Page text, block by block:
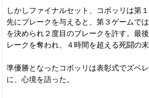
しかしファイナルセット、コボッリは第
先にブレークを与えると、第３ゲームで
を決められ２度目のブレークを許す。最
レークを奪われ、４時間を超える死闘の
準優勝となったコボッリは表彰式でズベ
に、心境を語った。